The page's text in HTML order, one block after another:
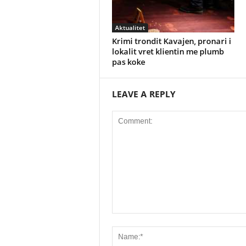
Aktualitet
Krimi trondit Kavajen, pronari i
lokalit vret klientin me plumb
pas koke
LEAVE A REPLY